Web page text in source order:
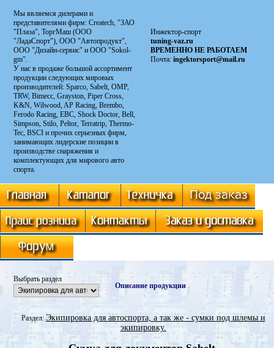
Мы являемся дилерами и
представителями фирм: Сreatech, "ЗАО
"Плаза", ТоргМаш (ООО
"ЛадаСпорт"), ООО "Автопродукт",
ООО "Дизайн-сервис" и ООО "Sokol-
gm".
У нас в продаже большой ассортимент
продукции следующих мировых
производителей: Sparco, Sabelt, OMP,
TRW, Bimecc, Grayston, Piper Cross,
K&N, Wilwood, AP Racing, Brembo,
Ferodo Racing, EBC, Shock Doctor, Bell,
Simpson, Stilo, Peltor, Terratrip, Thermo-
Tec, BSCI и прочих серьезных фирм,
занимающих лидерские позиции в
производстве снаряжения и
комплектующих для мирового авто
спорта.
Инжектор-спорт
tuning-vaz.ru
ВРЕМЕННО НЕ РАБОТАЕМ
Почта:ingektorsport@mail.ru
Выбрать раздел
Описание продукции
Раздел: Экипировка для автоспорта, а так же - сумки под шлемы и
экипировку.